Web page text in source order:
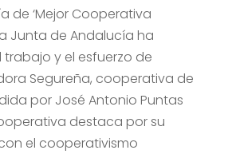
de ‘Mejor Cooperativa
Junta de Andalucía ha
y el esfuerzo de
Segureña, cooperativa de
por José Antonio Puntas
destaca por su
el cooperativismo